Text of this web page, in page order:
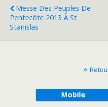
Messe Des Peuples De
Pentecôte 2013 À St
Stanislas
Mobile